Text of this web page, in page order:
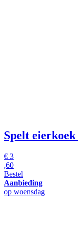
Spelt eierkoek
€ 3
,60
Bestel
Aanbieding
op woensdag